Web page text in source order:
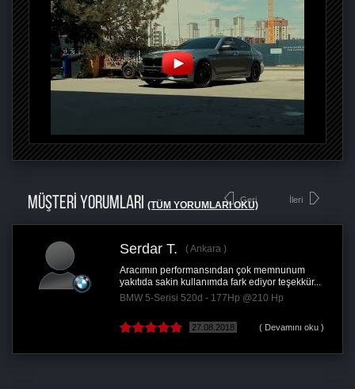
MÜŞTERİ YORUMLARI (TÜM YORUMLARI OKU)
Geri
Serdar T.
Ankara
Aracımın performansından çok memnunum
yakıtıda sakin kullanımda fark ediyor teşekkür...
BMW 5-Serisi 520d - 177Hp @210 Hp
27.08.2018 ( Devamını oku )
İleri